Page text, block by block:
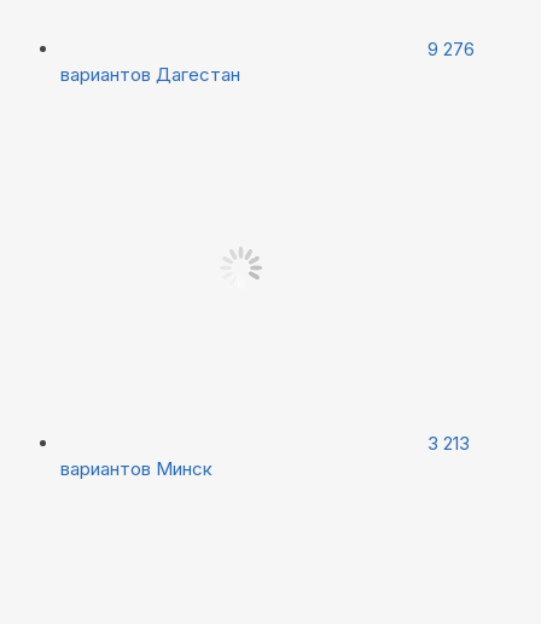
9 276
вариантов Дагестан
3 213
вариантов Минск